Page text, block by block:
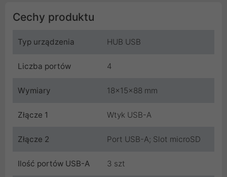
Cechy produktu
Typ urządzenia HUB USB
Liczba portów 4
Wymiary 18x15x88 mm
Złącze 1 Wtyk USB-A
Złącze 2 Port USB-A; Slot microSD
Ilość portów USB-A 3 szt